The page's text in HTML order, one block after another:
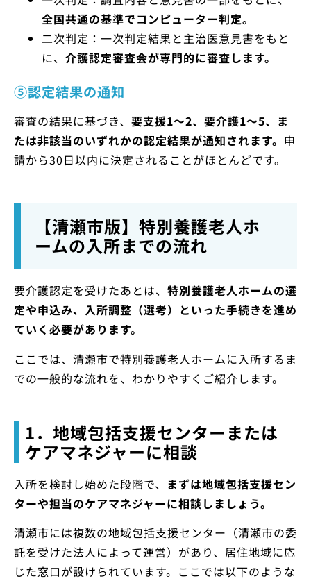
全国共通の基準でコンピューター判定。
二次判定：一次判定結果と主治医意見書をもと
に、 介護認定審査会が専門的に審査します。
⑤認定結果の通知
審査の結果に基づき、 要支援1～2、要介護1～5、ま
たは非該当のいずれかの認定結果が通知されます。 申
請から30日以内に決定されることがほとんどです。
【清瀬市版】特別養護老人ホ
ームの入所までの流れ
要介護認定を受けたあとは、 特別養護老人ホームの選
定や申込み、入所調整（選考）といった手続きを進め
ていく必要があります。
ここでは、清瀬市で特別養護老人ホームに入所するま
での一般的な流れを、わかりやすくご紹介します。
1．地域包括支援センターまたは
ケアマネジャーに相談
入所を検討し始めた段階で、 まずは地域包括支援セン
ターや担当のケアマネジャーに相談しましょう。
清瀬市には複数の地域包括支援センター（清瀬市の委
託を受けた法人によって運営）があり、居住地域に応
じた窓口が設けられています。ここでは以下のような